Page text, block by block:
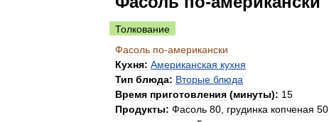
Толкование
Фасоль по-американски
Кухня: Американская кухня
Тип блюда: Вторые блюда
Время приготовления (минуты): 15
Продукты: Фасоль 80 грудинка копченая 50